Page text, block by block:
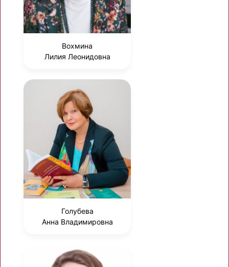
Вохмина
Лилия Леонидовна
Голубева
Анна Владимировна